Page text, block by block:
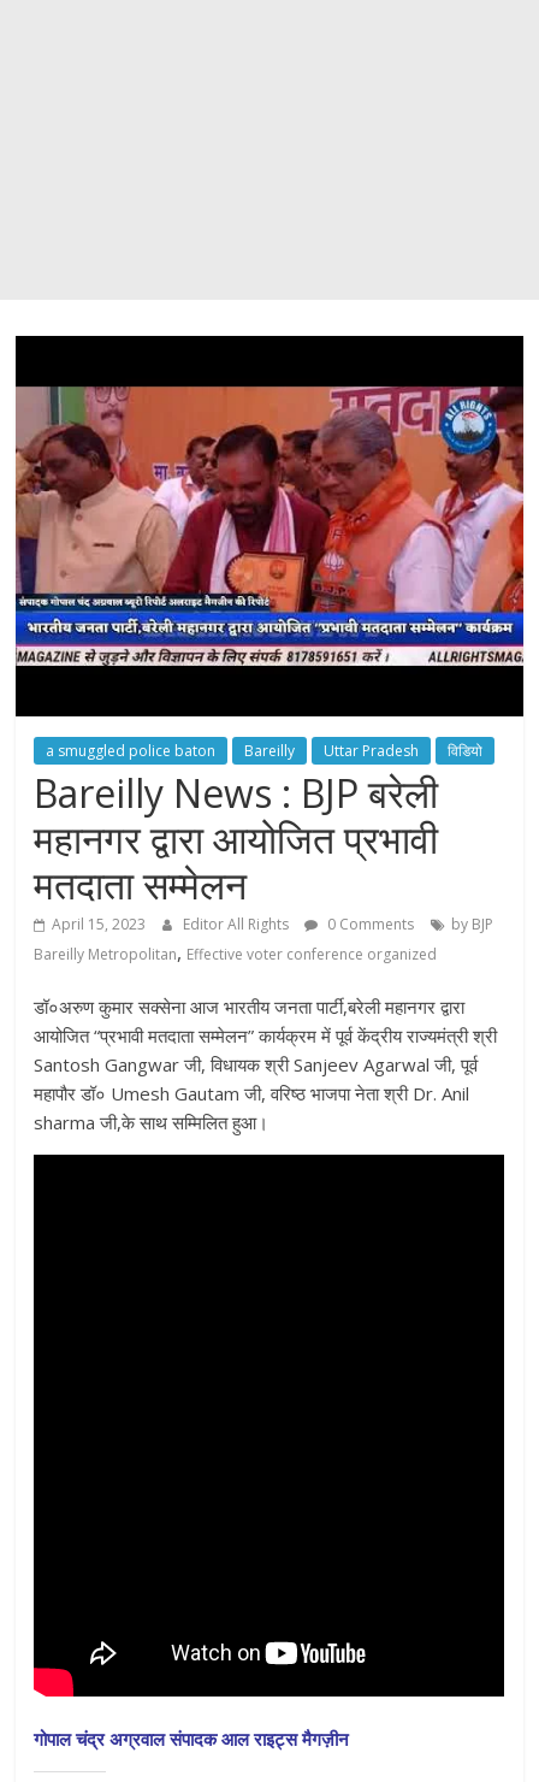
a smuggled police baton Bareilly Uttar Pradesh विडियो
Bareilly News : BJP बरेली
महानगर द्वारा आयोजित प्रभावी
मतदाता सम्मेलन
April 15, 2023 Editor All Rights 0 Comments
by BJP
Bareilly Metropolitan, Effective voter conference organized
डॉ०अरुण कुमार सक्सेना आज भारतीय जनता पार्टी,बरेली महानगर द्वारा
आयोजित “प्रभावी मतदाता सम्मेलन” कार्यक्रम में पूर्व केंद्रीय राज्यमंत्री श्री
Santosh Gangwar जी, विधायक श्री Sanjeev Agarwal जी, पूर्व
महापौर डॉ० Umesh Gautam जी, वरिष्ठ भाजपा नेता श्री Dr. Anil
sharma जी,के साथ सम्मिलित हुआ।
गोपाल चंद्र अग्रवाल संपादक आल राइट्स मैगज़ीन